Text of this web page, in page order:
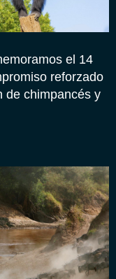
el 14
reforzado
de chimpancés y